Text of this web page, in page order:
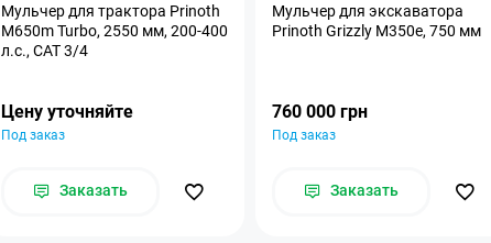
Мульчер для трактора Prinoth
M650m Turbo, 2550 мм, 200-400
л.с., CAT 3/4
Цену уточняйте
Под заказ
Заказать
Мульчер для экскаватора
Prinoth Grizzly M350e, 750 мм
760 000 грн
Под заказ
Заказать